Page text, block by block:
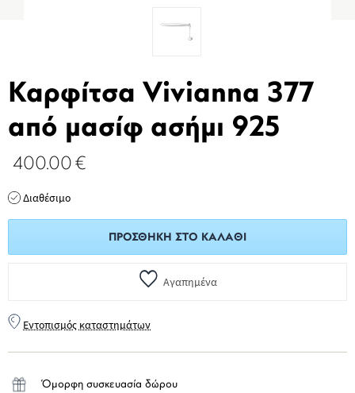
Καρφίτσα Vivianna 377
από μασίφ ασήμι 925
400.00 €
Διαθέσιμο
ΠΡΟΣΘΉΚΗ ΣΤΟ ΚΑΛΆΘΙ
Αγαπημένα
Εντοπισμός καταστημάτων
Όμορφη συσκευασία δώρου